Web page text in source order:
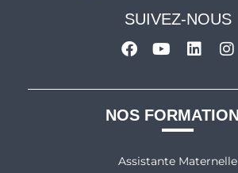
SUIVEZ-NOUS
NOS
Assistante Maternelle